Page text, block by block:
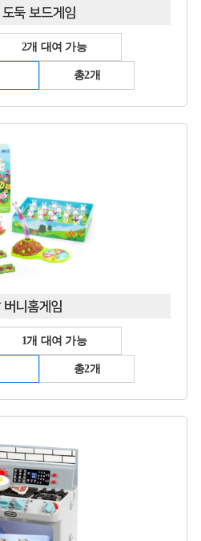
둑 보드게임
2개 대여 가능
총2개
버니홈게임
1개 대여 가능
총2개